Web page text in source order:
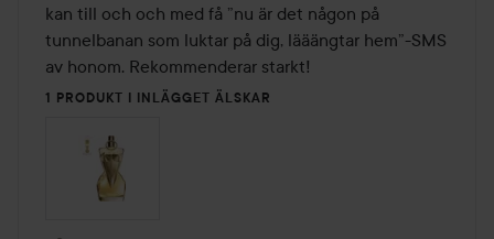
kan till och och med få ”nu är det någon på
tunnelbanan som luktar på dig, lääängtar hem”-SMS
av honom. Rekommenderar starkt!
1 PRODUKT I INLÄGGET ÄLSKAR